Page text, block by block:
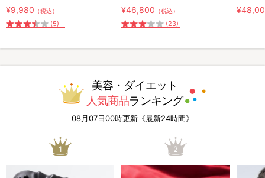
¥9,980 （税込）
(5)
¥46,800 （税込）
(23)
美容・ダイエット
人気商品ランキング
08月07日00時更新《最新24時間》
1 2